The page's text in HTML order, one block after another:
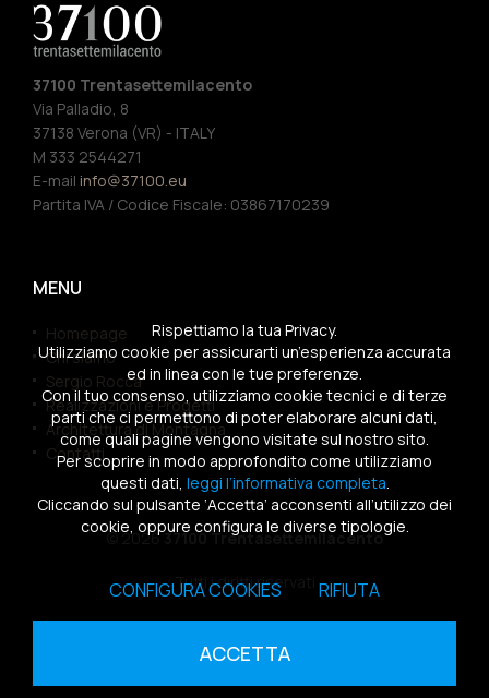
37100 Trentasettemilacento
Via Palladio, 8
37138 Verona (VR) - ITALY
M 333 2544271
E-mail info@37100.eu
Partita IVA / Codice Fiscale: 03867170239
MENU
Homepage
Chi siamo
Sergio Rocca
Realizzazioni e Progetti
Architettura di Montagna
Contatti
© 202637100 Trentasettemilacento
Tutti i diritti riservati
Sitemap|Privacy Policy|Cookies Policy
Rispettiamo la tua Privacy.
Utilizziamo cookie per assicurarti un’esperienza accurata
ed in linea con le tue preferenze.
Con il tuo consenso, utilizziamo cookie tecnici e di terze
parti che ci permettono di poter elaborare alcuni dati,
come quali pagine vengono visitate sul nostro sito.
Per scoprire in modo approfondito come utilizziamo
questi dati, leggi l’informativa completa.
Cliccando sul pulsante ‘Accetta’ acconsenti all’utilizzo dei
cookie, oppure configura le diverse tipologie.
CONFIGURA COOKIES RIFIUTA
ACCETTA